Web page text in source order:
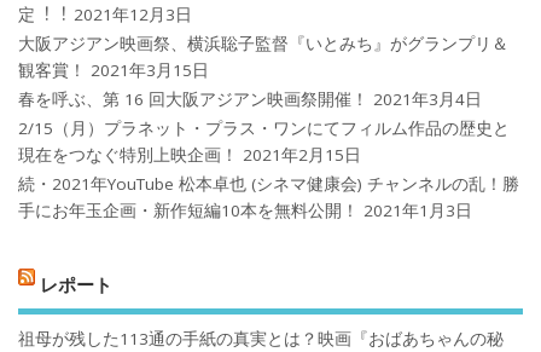
定︕︕ 2021年12月3日
大阪アジアン映画祭、横浜聡子監督『いとみち』がグランプリ＆
観客賞！
2021年3月15日
春を呼ぶ、第 16 回大阪アジアン映画祭開催！
2021年3月4日
2/15（月）プラネット・プラス・ワンにてフィルム作品の歴史と
現在をつなぐ特別上映企画！
2021年2月15日
続・2021年YouTube 松本卓也 (シネマ健康会) チャンネルの乱！勝
手にお年玉企画・新作短編10本を無料公開！
2021年1月3日
レポート
祖母が残した113通の手紙の真実とは？映画『おばあちゃんの秘